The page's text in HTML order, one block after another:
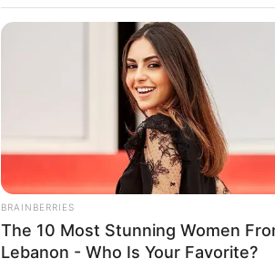
Ayu
BRAINBERRIES
The 10 Most Stunning Women
Lebanon - Who Is Your Favorite?